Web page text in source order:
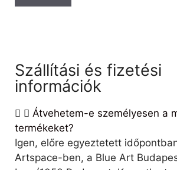
Szállítási és fizetési
információk
Átvehetem-e személyesen a
termékeket?
Igen, előre egyeztetett
Artspace-ben, a Blue Art